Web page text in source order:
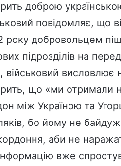
доброю
повідомляє, що
року добровольцем
підрозділів на
військовий висловлює
що «ми отримали
між Україною та
бо йому не
аби не
вже